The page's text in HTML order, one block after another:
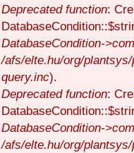
Deprecated function:
DatabaseCondition-
/afs/elte.hu/org/
query.inc).
Deprecated function:
DatabaseCondition-
/afs/elte.hu/org/